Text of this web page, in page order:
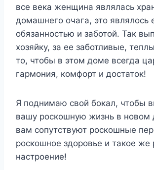
все века женщина являлась
домашнего очага, это являлось
обязанностью и заботой. Так
хозяйку, за ее заботливые,
то, чтобы в этом доме всегда
гармония, комфорт и достаток!
Я поднимаю свой бокал, чтобы
вашу роскошную жизнь в новом
вам сопутствуют роскошные
роскошное здоровье и такое же
настроение!